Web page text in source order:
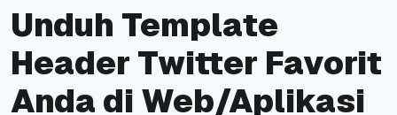
Unduh Template
Header Twitter Favorit
Anda di Web/Aplikasi